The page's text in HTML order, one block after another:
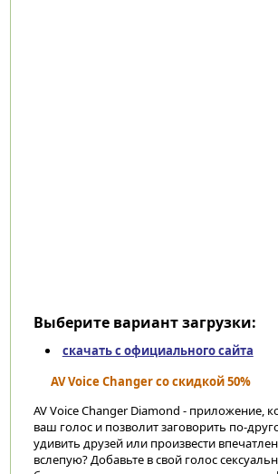
Выберите вариант загрузки:
скачать с официального сайта
AV Voice Changer со скидкой 50%
AV Voice Changer Diamond - приложение,
ваш голос и позволит заговорить по-
удивить друзей или произвести
вслепую? Добавьте в свой голос